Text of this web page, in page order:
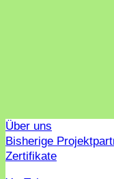
Über uns
Bisherige
Zertifikate